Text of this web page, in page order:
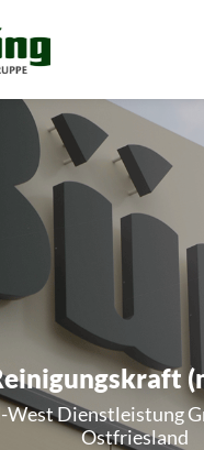
West Dienstleistung
Ostfriesland